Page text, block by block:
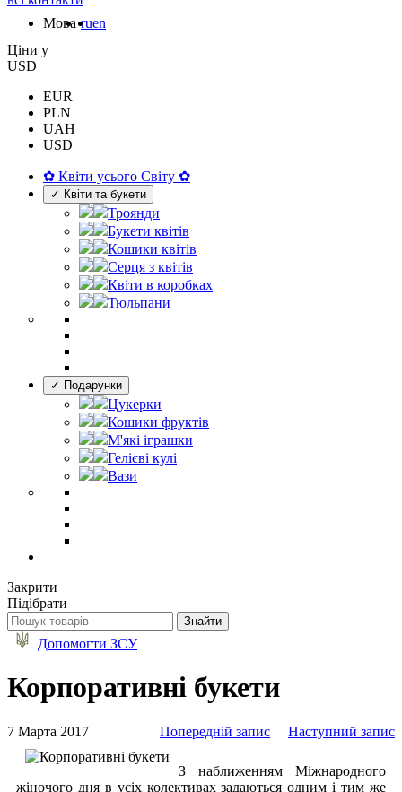
Мова ruen
Цiни у
USD
EUR
PLN
UAH
USD
✿ Квіти усього Світу ✿
✓ Квіти та букети
Троянди
Букети квітів
Кошики квітів
Серця з квітів
Квіти в коробках
Тюльпани
✓ Подарунки
Цукерки
Кошики фруктів
М'які іграшки
Гелієві кулі
Вази
Закрити
Підібрати
Допомогти ЗСУ
Корпоративні букети
Попередній запис Наступний запис
7 Марта 2017
З наближенням Міжнародного
жіночого дня в усіх колективах задаються одним і тим же